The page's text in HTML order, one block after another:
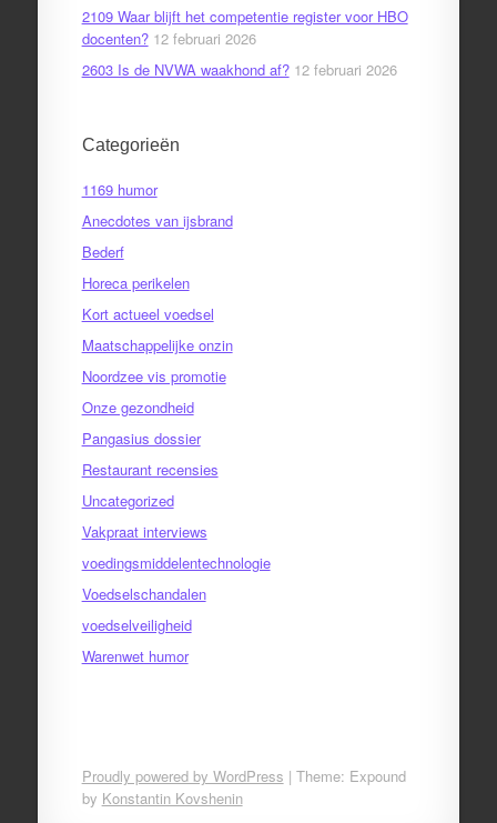
2109 Waar blijft het competentie register voor HBO
docenten? 12 februari 2026
2603 Is de NVWA waakhond af? 12 februari 2026
Categorieën
1169 humor
Anecdotes van ijsbrand
Bederf
Horeca perikelen
Kort actueel voedsel
Maatschappelijke onzin
Noordzee vis promotie
Onze gezondheid
Pangasius dossier
Restaurant recensies
Uncategorized
Vakpraat interviews
voedingsmiddelentechnologie
Voedselschandalen
voedselveiligheid
Warenwet humor
Proudly powered by WordPress | Theme: Expound
by Konstantin Kovshenin